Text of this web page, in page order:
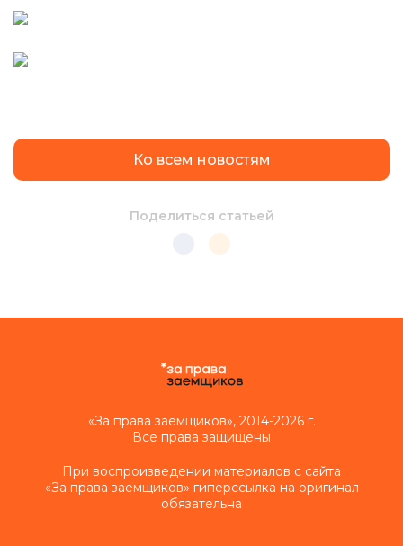
Ко всем новостям
Поделиться статьей
«За права заемщиков», 2014-2026 г.
Все права защищены
При воспроизведении материалов с сайта
«За права заемщиков» гиперссылка на оригинал
обязательна